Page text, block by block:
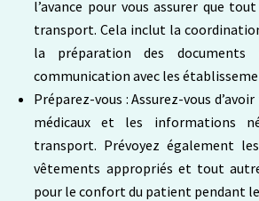
l’avance pour vous assurer que
transport. Cela inclut la
la préparation des documents
communication avec les
Préparez-vous : Assurez-vous
médicaux et les informations
transport. Prévoyez également
vêtements appropriés et tout
pour le confort du patient pendant